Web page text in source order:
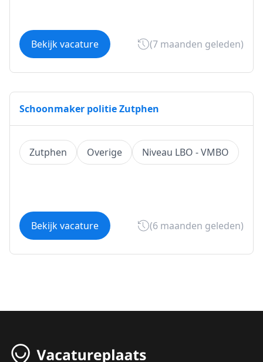
Bekijk vacature (7 maanden geleden)
Schoonmaker politie Zutphen
Zutphen Overige Niveau LBO - VMBO
Bekijk vacature (6 maanden geleden)